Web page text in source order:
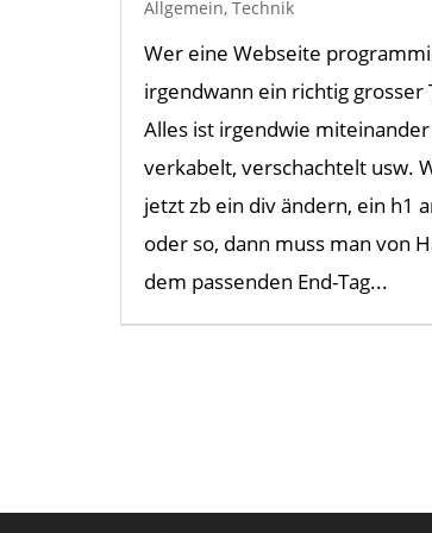
Allgemein, Technik
Wer eine Webseite
irgendwann ein richtig grosser
Alles ist irgendwie
verkabelt, verschachtelt usw.
jetzt zb ein div ändern, ein h1
oder so, dann muss man von
dem passenden End-Tag...